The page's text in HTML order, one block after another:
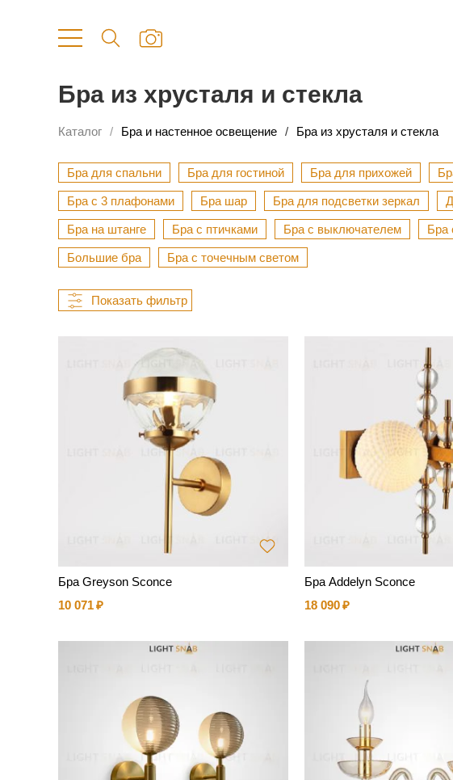
Бра из хрусталя и стекла
Каталог Бра и настенное освещение Бра из хрусталя и стекла
Бра для спальни Бра для гостиной Бра для прихожей
Бра с 3 плафонами Бра шар Бра для подсветки зеркал
Бра на штанге Бра с птичками Бра с выключателем Бра
Большие бра Бра с точечным светом
Бра Greyson Sconce
10 071
Бра Addelyn Sconce
18 090